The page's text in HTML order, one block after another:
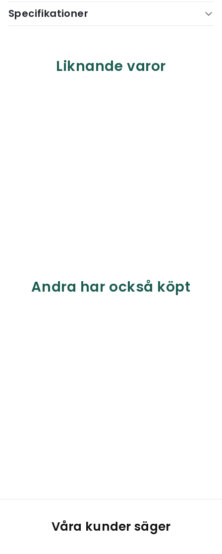
Specifikationer
Liknande varor
Andra har också köpt
Våra kunder säger